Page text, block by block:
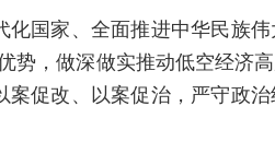
国家、全面推进中华民族
势，做深做实推动低空经济
促改、以案促治，严守政